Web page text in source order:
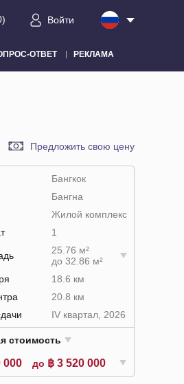
) Войти
ОТВЕТ РЕКЛАМА
Предложить свою цену
Бангкок
Бангна
Жилой комплекс
1
25.76 м²
до 32.86 м²
18.6 км
20.8 км
IV квартал, 2026
стоимость
000 до ฿ 3 520 000